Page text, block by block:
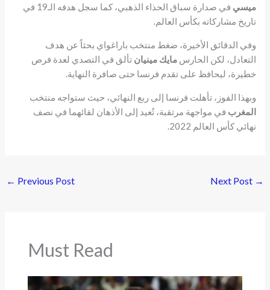
ميسي
في صدارة سباق الحذاء الذهبي، كما سجل هدفه الـ19 في
تاريخ مشاركاته بكأس العالم.
وفي الدقائق الأخيرة، ضغط منتخب باراغواي بحثاً عن هدف
التعادل، لكن الحارسمايك مينيان تألق في التصدي لعدة فرص
خطيرة، ليحافظ على تقدم فرنسا حتى صافرة النهاية.
وبهذا الفوز، تأهلت فرنسا إلى ربع النهائي، حيث ستواجه منتخب
المغرب في مواجهة مرتقبة، تُعيد إلى الأذهان لقائهما في نصف
نهائي كأس العالم 2022.
← Previous Post Next Post →
Must Read